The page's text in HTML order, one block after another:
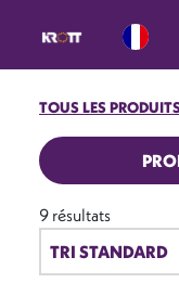
TOUS LES
9 résultats